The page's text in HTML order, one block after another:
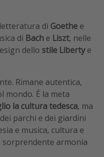
di Goethe e
di Bach e Liszt, nelle
dello stile Libertye
Rimane autentica,
mondo. É la meta
la cultura tedesca, ma
parchi e dei giardini
e musica, cultura e
armonia